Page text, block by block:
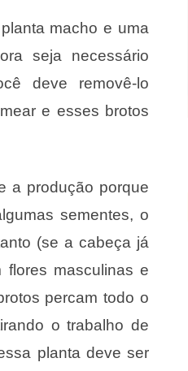
macho e uma
seja necessário
deve removê-lo
e esses brotos
a produção porque
sementes, o
(se a cabeça já
masculinas e
percam todo o
o trabalho de
planta deve ser